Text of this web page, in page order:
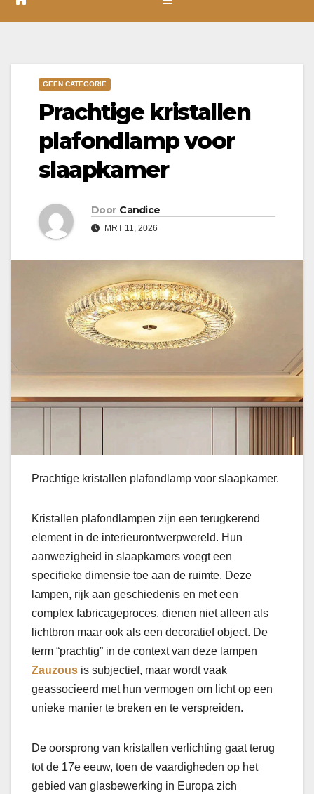
GEEN CATEGORIE
Prachtige kristallen
plafondlamp voor
slaapkamer
Door Candice
MRT 11, 2026
Prachtige kristallen plafondlamp voor slaapkamer.
Kristallen plafondlampen zijn een terugkerend
element in de interieurontwerpwereld. Hun
aanwezigheid in slaapkamers voegt een
specifieke dimensie toe aan de ruimte. Deze
lampen, rijk aan geschiedenis en met een
complex fabricageproces, dienen niet alleen als
lichtbron maar ook als een decoratief object. De
term “prachtig” in de context van deze lampen
Zauzous is subjectief, maar wordt vaak
geassocieerd met hun vermogen om licht op een
unieke manier te breken en te verspreiden.
De oorsprong van kristallen verlichting gaat terug
tot de 17e eeuw, toen de vaardigheden op het
gebied van glasbewerking in Europa zich